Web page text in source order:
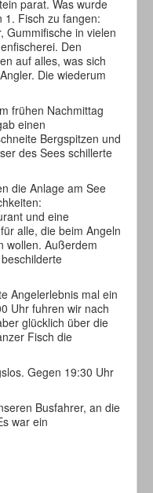
parat. Was wurde
1. Fisch zu fangen:
Gummifische in vielen
Den
auf alles, was sich
Die wiederum
frühen Nachmittag
einen
Bergspitzen und
des Sees schillerte
die Anlage am See
und eine
alle, die beim Angeln
wollen. Außerdem
Angelerlebnis mal ein
Uhr fuhren wir nach
glücklich über die
Fisch die
Gegen 19:30 Uhr
Busfahrer, an die
war ein